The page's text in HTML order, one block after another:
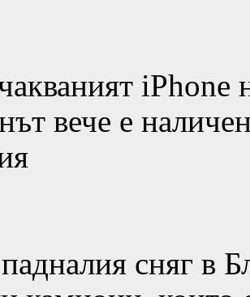
iPhone
вече е
сняг в